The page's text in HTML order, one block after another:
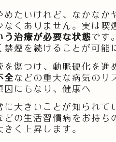
めたいけれど、なかな
なくありません。実は喫
う治療が必要な状態です
禁煙を続けることが可能
を傷つけ、動脈硬化を進
全などの重大な病気のリ
因にもなり、健康へ
に大きいことが知られて
どの生活習慣病をお持ち
く上昇します。